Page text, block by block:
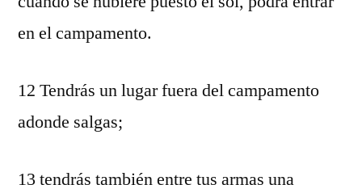
en el campamento.
12 Tendrás un lugar fuera del campamento
adonde salgas;
13 tendrás también entre tus armas una